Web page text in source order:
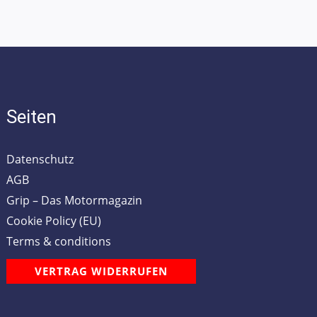
Seiten
Datenschutz
AGB
Grip – Das Motormagazin
Cookie Policy (EU)
Terms & conditions
VERTRAG WIDERRUFEN